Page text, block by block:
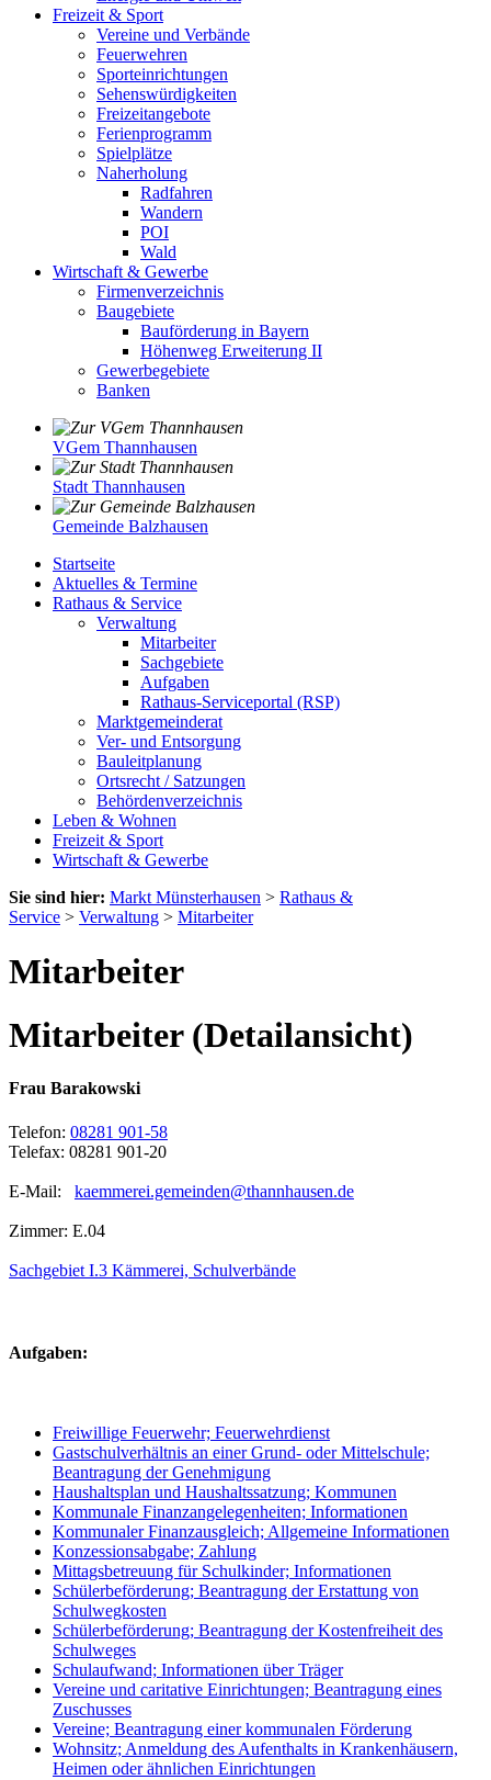
Freizeit & Sport
Vereine und Verbände
Feuerwehren
Sporteinrichtungen
Sehenswürdigkeiten
Freizeitangebote
Ferienprogramm
Spielplätze
Naherholung
Radfahren
Wandern
POI
Wald
Wirtschaft & Gewerbe
Firmenverzeichnis
Baugebiete
Bauförderung in Bayern
Höhenweg Erweiterung II
Gewerbegebiete
Banken
VGem Thannhausen
Stadt Thannhausen
Gemeinde Balzhausen
Startseite
Aktuelles & Termine
Rathaus & Service
Verwaltung
Mitarbeiter
Sachgebiete
Aufgaben
Rathaus-Serviceportal (RSP)
Marktgemeinderat
Ver- und Entsorgung
Bauleitplanung
Ortsrecht / Satzungen
Behördenverzeichnis
Leben & Wohnen
Freizeit & Sport
Wirtschaft & Gewerbe
Sie sind hier: Markt Münsterhausen > Rathaus &
Service > Verwaltung > Mitarbeiter
Mitarbeiter
Mitarbeiter (Detailansicht)
Frau Barakowski
Telefon: 08281 901-58
Telefax: 08281 901-20
E-Mail: kaemmerei.gemeinden@thannhausen.de
Zimmer: E.04
Sachgebiet I.3 Kämmerei, Schulverbände
Aufgaben:
Freiwillige Feuerwehr; Feuerwehrdienst
Gastschulverhältnis an einer Grund- oder Mittelschule;
Beantragung der Genehmigung
Haushaltsplan und Haushaltssatzung; Kommunen
Kommunale Finanzangelegenheiten; Informationen
Kommunaler Finanzausgleich; Allgemeine Informationen
Konzessionsabgabe; Zahlung
Mittagsbetreuung für Schulkinder; Informationen
Schülerbeförderung; Beantragung der Erstattung von
Schulwegkosten
Schülerbeförderung; Beantragung der Kostenfreiheit des
Schulweges
Schulaufwand; Informationen über Träger
Vereine und caritative Einrichtungen; Beantragung eines
Zuschusses
Vereine; Beantragung einer kommunalen Förderung
Wohnsitz; Anmeldung des Aufenthalts in Krankenhäusern,
Heimen oder ähnlichen Einrichtungen